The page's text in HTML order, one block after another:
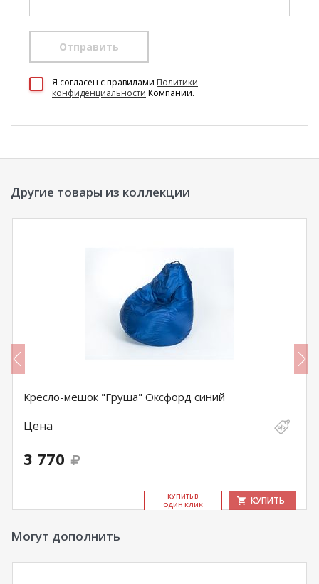
Отправить
Я согласен c правилами Политики
конфиденциальности Компании.
Другие товары из коллекции
Кресло-мешок "Груша" Оксфорд синий
Цена
3 770
КУ­ПИТЬ В
ОДИН КЛИК
КУПИТЬ
Могут дополнить